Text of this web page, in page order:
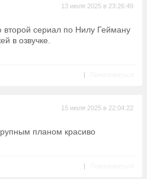
13 июля 2025 в 23:26:49
сериал по Нилу Гейману
в озвучке.
|
15 июля 2025 в 22:04:22
планом красиво
|